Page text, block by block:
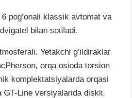
pog’onali klassik avtomat va
bilan sotiladi.
Yetakchi g’ildiraklar
orqa osioda torsion
komplektatsiyalarda orqasi
GT-Line versiyalarida diskli.